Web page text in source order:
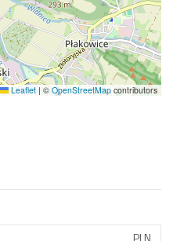
Leaflet | ©OpenStreetMap contributors
PLN